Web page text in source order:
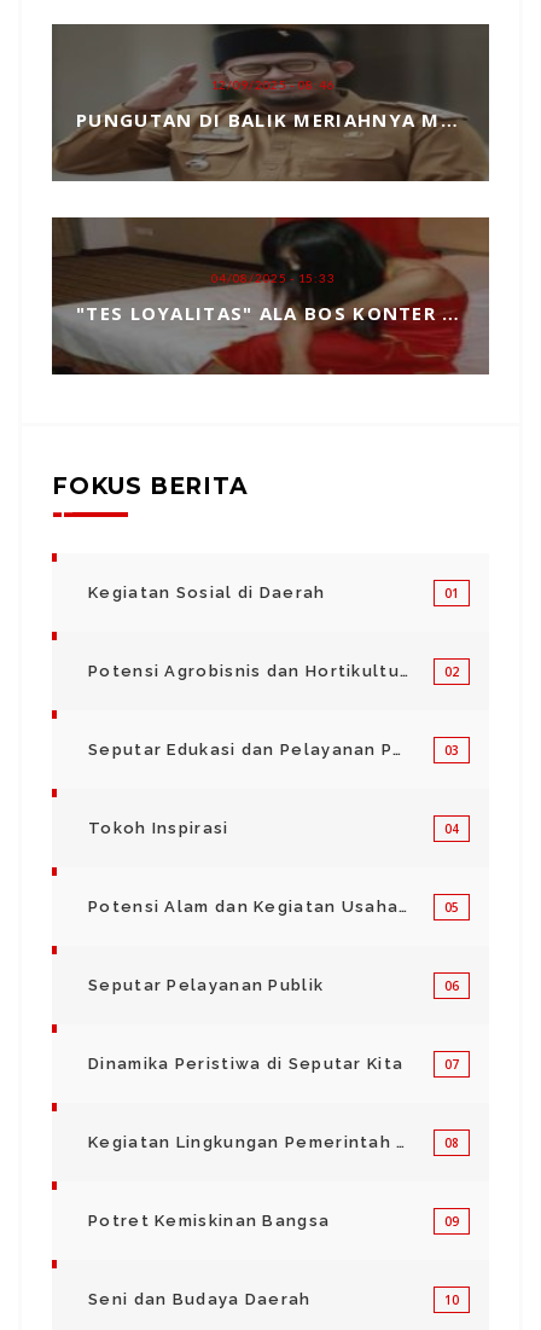
12/09/2025 - 08:46
PUNGUTAN DI BALIK MERIAHNYA MADURA CULTURE FESTIVAL 2025 RP739 JUTA DAN PENGKHIANATAN TERHADAP BUPATI FAUZI
04/08/2025 - 15:33
"TES LOYALITAS" ALA BOS KONTER HP, TOPENG MANIPULASI BERKEDOK KEPERCAYAAN
FOKUS BERITA
Kegiatan Sosial di Daerah 01
Potensi Agrobisnis dan Hortikultura 02
Seputar Edukasi dan Pelayanan Pendidikan 03
Tokoh Inspirasi 04
Potensi Alam dan Kegiatan Usaha Kecil Menegah 05
Seputar Pelayanan Publik 06
Dinamika Peristiwa di Seputar Kita 07
Kegiatan Lingkungan Pemerintah Kabupaten di Indonesia 08
Potret Kemiskinan Bangsa 09
Seni dan Budaya Daerah 10